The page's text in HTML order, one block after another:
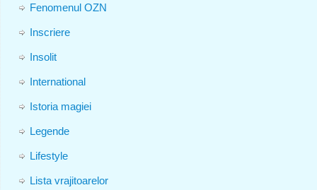
Fenomenul OZN
Inscriere
Insolit
International
Istoria magiei
Legende
Lifestyle
Lista vrajitoarelor